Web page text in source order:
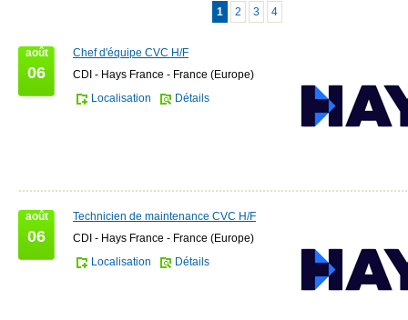
1 2 3 4
août
06
Chef d'équipe CVC H/F
CDI - Hays France - France (Europe)
Localisation
Détails
août
06
Technicien de maintenance CVC H/F
CDI - Hays France - France (Europe)
Localisation
Détails